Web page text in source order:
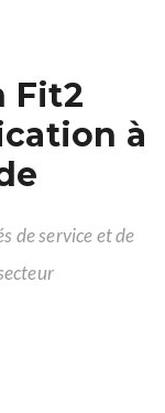
Fit2
à
de service et de